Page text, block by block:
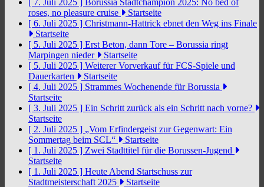
[ 7. Juli 2025 ] Borussia Stadtchampion 2025: No bed of
roses, no pleasure cruise
Startseite
[ 6. Juli 2025 ] Christmann-Hattrick ebnet den Weg ins Finale
Startseite
[ 5. Juli 2025 ] Erst Beton, dann Tore – Borussia ringt
Marpingen nieder
Startseite
[ 5. Juli 2025 ] Weiterer Vorverkauf für FCS-Spiele und
Dauerkarten
Startseite
[ 4. Juli 2025 ] Strammes Wochenende für Borussia
Startseite
[ 3. Juli 2025 ] Ein Schritt zurück als ein Schritt nach vorne?
Startseite
[ 2. Juli 2025 ] „Vom Erfindergeist zur Gegenwart: Ein
Sommertag beim SCL“
Startseite
[ 1. Juli 2025 ] Zwei Stadttitel für die Borussen-Jugend
Startseite
[ 1. Juli 2025 ] Heute Abend Startschuss zur
Stadtmeisterschaft 2025
Startseite